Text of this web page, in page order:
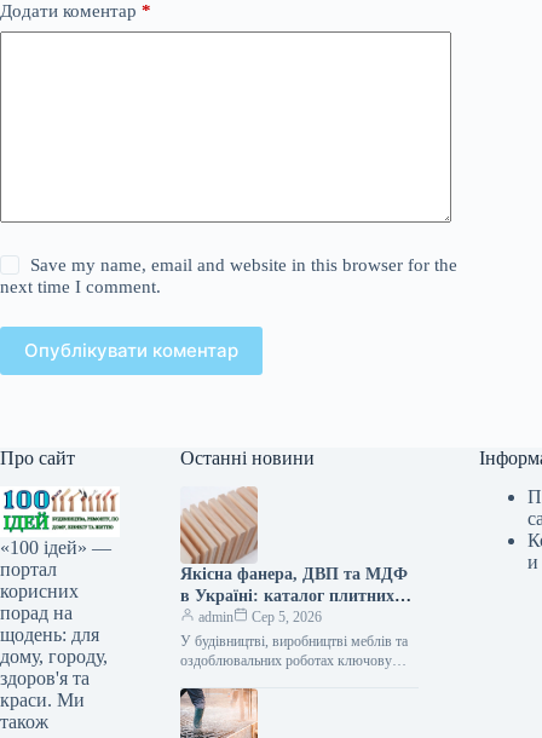
Додати коментар *
Save my name, email and website in this browser for the
next time I comment.
Опублікувати коментар
Про сайт
«100 ідей» —
портал
корисних
порад на
щодень: для
дому, городу,
здоров'я та
краси. Ми
також
Останні новини
Якісна фанера, ДВП та МДФ
в Україні: каталог плитних
матеріалів від «ВІН-ВУД»
admin
Сер 5, 2026
У будівництві, виробництві меблів та
оздоблювальних роботах ключову
сировини. Компанія «ВІН-ВУД» уже
тривалий час займається…
и